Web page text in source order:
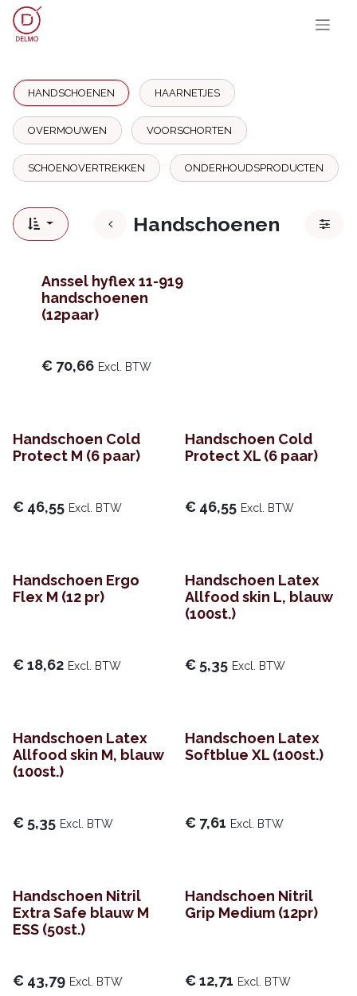
OVERSLAAN NAAR INHOUD
HANDSCHOENEN HAARNETJES
OVERMOUWEN VOORSCHORTEN
SCHOENOVERTREKKEN ONDERHOUDSPRODUCTEN
Handschoenen
Anssel hyflex 11-919
handschoenen
(12paar)
€ 70,66 Excl. BTW
Handschoen Cold
Protect M (6 paar)
€ 46,55 Excl. BTW
Handschoen Cold
Protect XL (6 paar)
€ 46,55 Excl. BTW
Handschoen Ergo
Flex M (12 pr)
€18,62 Excl. BTW
Handschoen Latex
Allfood skin L, blauw
(100st.)
€ 5,35 Excl. BTW
Handschoen Latex
Allfood skin M, blauw
(100st.)
€ 5,35 Excl. BTW
Handschoen Latex
Softblue XL (100st.)
€ 7,61 Excl. BTW
Handschoen Nitril
Extra Safe blauw M
ESS (50st.)
€ 43,79 Excl. BTW
Handschoen Nitril
Grip Medium (12pr)
€12,71 Excl. BTW